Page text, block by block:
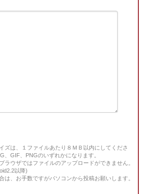
ズは、１ファイルあたり８ＭＢ以内にしてくださ
、GIF、PNGのいずれかになります。
ウザではファイルのアップロードができません。
以降)
、お手数ですがパソコンから投稿お願いします。